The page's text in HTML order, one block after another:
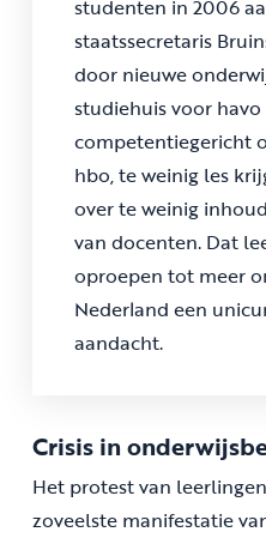
studenten in 2006
staatssecretaris
door nieuwe
studiehuis voor
competentiegericht
hbo, te weinig les
over te weinig
van docenten. Dat
oproepen tot meer
Nederland een
aandacht.
Crisis in
Het protest van
zoveelste manifestatie